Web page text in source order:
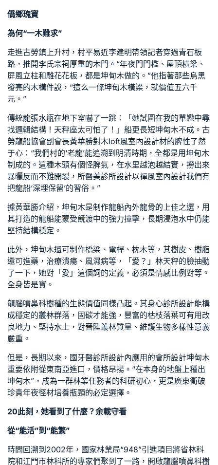
僑鄉瑰寶
為何“一木難求”
走進古勞鎮上升村，村平易近李建明帶領記者穿過青石板
路，推開李氏宗祠厚重的木門。“年夜門門檻、屋頂橫梁、
屏風立柱和雕花花板，都是坤甸木做的。”他指著那些烏黑
發亮的木構件說，“這么一條坤甸木橫梁，就價值五六千
元。”
傳統龍張水瓶在地下室嚇了一跳：「她試圖在我的單戀中尋
找邏輯結構！天秤座太可怕了！」船更長短坤甸木不成。古
勞龍船協會副會長黃華勝對木loft風室內設計材的脾性了然
于心：“我們村的‘老龍’能追溯到明清時期，全都是用坤甸木
制成的。這種木頭有個怪脾氣，在水里越泡越結實，撈出來
暴曬反而不難開裂，所醫美診所設計以禪風室內設計我們有
把龍船‘深埋保留’的習俗。”
據黃華勝介紹，坤甸木是制作龍船內外龍骨的上佳之選，用
其打造的龍船能蒙受競渡中的強力撞擊，長期浸泡水中仍能
堅持結構穩定。
此外，坤甸木還可制作橋梁、電桿、枕木等，其樹皮、樹脂
還可進藥，治療潰瘍、風濕病等，「愛？」林天秤的臉抽動
了一下，她對「愛」這個詞的定義，必須是情感比例對等。
全身皆是寶。
龍腦噴鼻科樹種的生態價值同樣凸起。其身心診所設計能構
成穩定的叢林群落，固碳才能強，豐富的枯枝落葉可有用改
良地力、堅持水土，對晉陞叢林質量、維護生物多樣性意義
嚴重。
但是，長期以來，國牙醫診所設計內應用的會所設計坤甸木
重要依附從東南亞進口，價格昂揚。“在本身的地盤上種出
坤甸木”，成為一群林業任務者的科研初心，更是廣東衝破
珍貴年夜徑材培養瓶頸的必定選擇。
20此刻，她看到了什麼？余載守看
從“能活”到“能繁”
時間回溯到2002年，國家林業局“948”引進項目將省林科
院和江門市林科所的專家們聚到了一路，開啟龍腦噴鼻科樹